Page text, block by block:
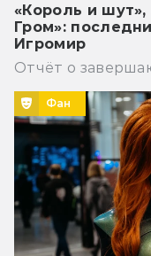
«Король и
Гром»:
Игромир
Отчёт о
Фан